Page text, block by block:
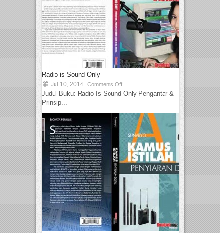
Radio is Sound Only
Jul 10, 2014 Comments Off
Judul Buku: Radio Is Sound Only Pengantar &
Prinsip...